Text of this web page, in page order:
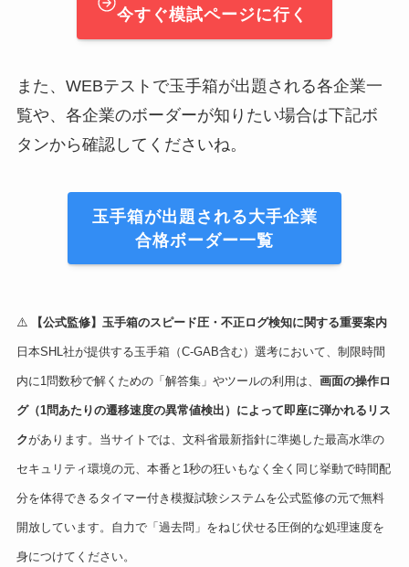
今すぐ模試ページに行く
また、WEBテストで玉手箱が出題される各企業一
覧や、各企業のボーダーが知りたい場合は下記ボ
タンから確認してくださいね。
玉手箱が出題される大手企業
合格ボーダー一覧
⚠️ 【公式監修】玉手箱のスピード圧・不正ログ検知に関する重要案内
日本SHL社が提供する玉手箱（C-GAB含む）選考において、制限時間
内に1問数秒で解くための「解答集」やツールの利用は、 画面の操作ロ
グ（1問あたりの遷移速度の異常値検出）によって即座に弾かれるリス
クがあります。当サイトでは、文科省最新指針に準拠した最高水準の
セキュリティ環境の元、本番と1秒の狂いもなく全く同じ挙動で時間配
分を体得できるタイマー付き模擬試験システムを公式監修の元で無料
開放しています。自力で「過去問」をねじ伏せる圧倒的な処理速度を
身につけてください。